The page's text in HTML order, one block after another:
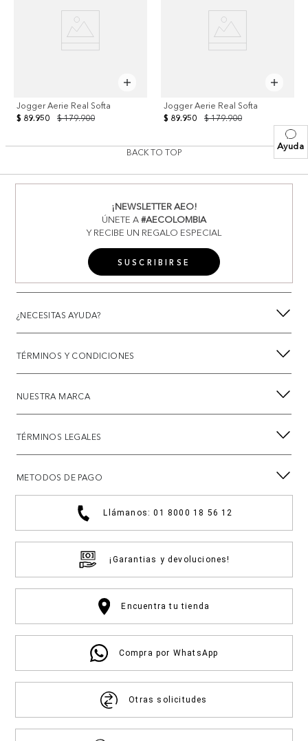
Ayuda
Jogger Aerie Real Softa
$ 179.900
$ 89.950
Jogger Aerie Real Softa
$ 179.900
$ 89.950
BACK TO TOP
¡NEWSLETTER AEO!
ÚNETE A#AECOLOMBIA
Y RECIBE UN REGALO ESPECIAL
SUSCRIBIRSE
¿NECESITAS AYUDA?
TÉRMINOS Y CONDICIONES
NUESTRA MARCA
TÉRMINOS LEGALES
METODOS DE PAGO
Llámanos: 01 8000 18 56 12
¡Garantias y devoluciones!
Encuentra tu tienda
Compra por WhatsApp
Otras solicitudes